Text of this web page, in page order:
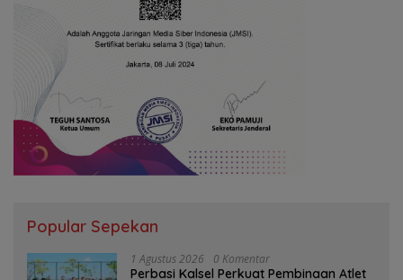
Popular Sepekan
1 Agustus 2026 0 Komentar
Perbasi Kalsel Perkuat Pembinaan Atlet